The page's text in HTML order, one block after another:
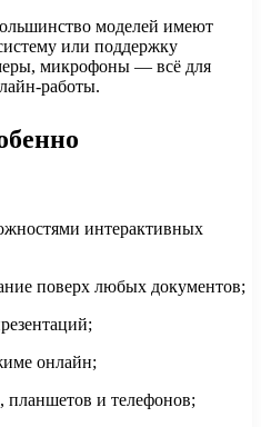
моделей имеют
или поддержку
микрофоны — всё для
работы.
интерактивных
поверх любых документов;
онлайн;
планшетов и телефонов;